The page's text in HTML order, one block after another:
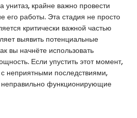
унитаз, крайне важно провести
его работы. Эта стадия не просто
критически важной частью
выявить потенциальные
вы начнёте использовать
Если упустить этот момент,
с неприятными последствиями,
неправильно функционирующие